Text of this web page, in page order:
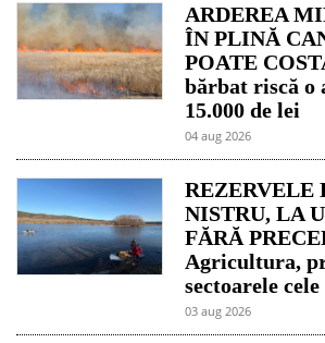
ARDEREA
ÎN PLINĂ
POATE
bărbat riscă o
15.000 de lei
04 aug 2026
REZERVELE
NISTRU, LA
FĂRĂ
Agricultura,
sectoarele
03 aug 2026